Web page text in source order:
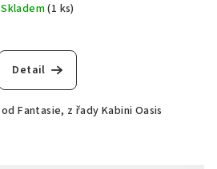
Skladem(1 ks)
Detail
Fantasie, z řady Kabini Oasis